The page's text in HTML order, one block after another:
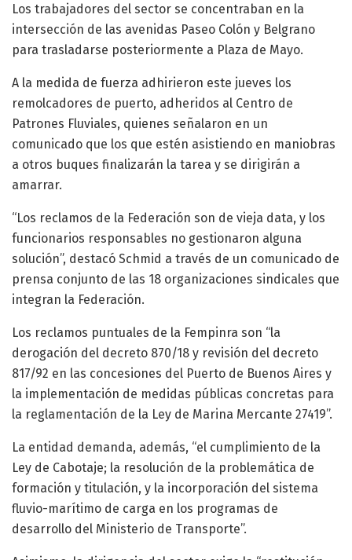
Los trabajadores del sector se concentraban en la
intersección de las avenidas Paseo Colón y Belgrano
para trasladarse posteriormente a Plaza de Mayo.
A la medida de fuerza adhirieron este jueves los
remolcadores de puerto, adheridos al Centro de
Patrones Fluviales, quienes señalaron en un
comunicado que los que estén asistiendo en maniobras
a otros buques finalizarán la tarea y se dirigirán a
amarrar.
“Los reclamos de la Federación son de vieja data, y los
funcionarios responsables no gestionaron alguna
solución”, destacó Schmid a través de un comunicado de
prensa conjunto de las 18 organizaciones sindicales que
integran la Federación.
Los reclamos puntuales de la Fempinra son “la
derogación del decreto 870/18 y revisión del decreto
817/92 en las concesiones del Puerto de Buenos Aires y
la implementación de medidas públicas concretas para
la reglamentación de la Ley de Marina Mercante 27419”.
La entidad demanda, además, “el cumplimiento de la
Ley de Cabotaje; la resolución de la problemática de
formación y titulación, y la incorporación del sistema
fluvio-marítimo de carga en los programas de
desarrollo del Ministerio de Transporte”.